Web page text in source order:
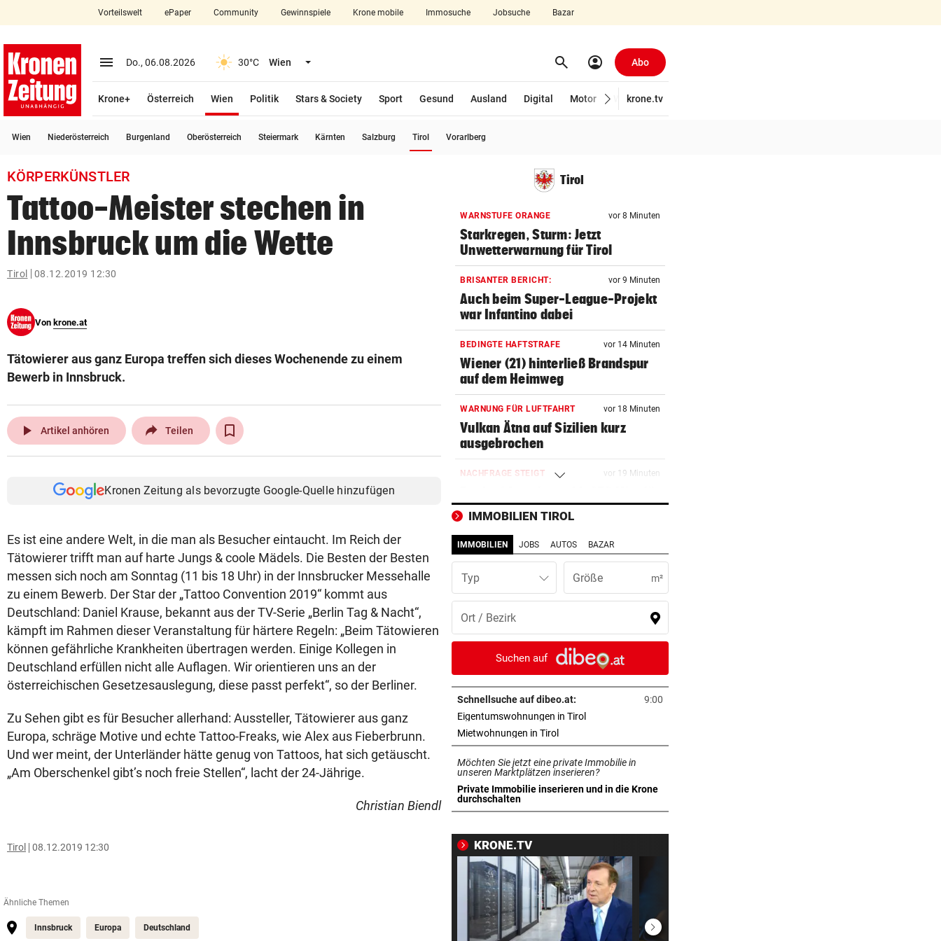
closeSchließen
account_circle Anmelden
arrow_right
bookmark
search
Suchbegriff
eingeben
© Krone Multimedia GmbH & Co KG 2026
Vorteilswelt ePaper Community Gewinnspiele Krone mobile Immosuche Jobsuche Bazar
menu Menü aufklappen
Do., 06.08.2026 30°C Wien Menü aufklappen search Suchen
account_circle Abo
Krone+ Österreich Wien
Politik
Stars & Society Sport Gesund Ausland Digital Motor Wirtschaft
krone.tv
Wien Niederösterreich Burgenland Oberösterreich Steiermark Kärnten Salzburg Tirol Vorarlberg
KÖRPERKÜNSTLER
Tattoo-Meister stechen in
Innsbruck um die Wette
Tirol 08.12.2019 12:30
Von krone.at
Tätowierer aus ganz Europa treffen sich dieses Wochenende zu einem
Bewerb in Innsbruck.
play_arrow Artikel anhören Teilen
Kronen Zeitung als bevorzugte Google-Quelle hinzufügen
Es ist eine andere Welt, in die man als Besucher eintaucht. Im Reich der
Tätowierer trifft man auf harte Jungs & coole Mädels. Die Besten der Besten
messen sich noch am Sonntag (11 bis 18 Uhr) in der Innsbrucker Messehalle
zu einem Bewerb. Der Star der „Tattoo Convention 2019“ kommt aus
Deutschland: Daniel Krause, bekannt aus der TV-Serie „Berlin Tag & Nacht“,
kämpft im Rahmen dieser Veranstaltung für härtere Regeln: „Beim Tätowieren
können gefährliche Krankheiten übertragen werden. Einige Kollegen in
Deutschland erfüllen nicht alle Auflagen. Wir orientieren uns an der
österreichischen Gesetzesauslegung, diese passt perfekt“, so der Berliner.
Zu Sehen gibt es für Besucher allerhand: Aussteller, Tätowierer aus ganz
Europa, schräge Motive und echte Tattoo-Freaks, wie Alex aus Fieberbrunn.
Und wer meint, der Unterländer hätte genug von Tattoos, hat sich getäuscht.
„Am Oberschenkel gibt’s noch freie Stellen“, lacht der 24-Jährige.
Christian Biendl
Tirol 08.12.2019 12:30
Ähnliche Themen
Innsbruck Europa Deutschland
Tirol
WARNSTUFE ORANGE vor 8 Minuten
Starkregen, Sturm: Jetzt
Unwetterwarnung für Tirol
BRISANTER BERICHT: vor 9 Minuten
Auch beim Super-League-Projekt
war Infantino dabei
BEDINGTE HAFTSTRAFE vor 14 Minuten
Wiener (21) hinterließ Brandspur
auf dem Heimweg
WARNUNG FÜR LUFTFAHRT vor 18 Minuten
Vulkan Ätna auf Sizilien kurz
ausgebrochen
NACHFRAGE STEIGT vor 19 Minuten
Abnehmspritzen
HILFE KAM ZU SPÄT
Wien: 55-Jähriger bei
Wohnungsbrand gestorben
„MEIN BABY-GIRL“ vor 27 Minuten
Jamie Olivers älteste Tochter
Poppy wird heiraten
AUF DER NORDSCHLEIFE vor 29 Minuten
Mercedes CLA schneller als Tesla
Model S Plaid!
RÜCKSCHLAG BEI MASTERS
Überraschung! Zverev muss früh
die Koffer packen
„SEHEN UNS AM 15.“ vor 42 Minuten
Planen Migranten einen neuen
POKER SPITZT SICH ZU vor 42 Minuten
Real erhöht Angebot, aber
Vinicius löscht alles
500 STELLEN BETROFFEN vor einer Stunde
IMMOBILIEN TIROL
IMMOBILIEN JOBS AUTOS BAZAR
Typ m²
Suchen auf
Schnellsuche auf dibeo.at:
9:00
Eigentumswohnungen in Tirolin neuem Tab öffnen
Mietwohnungen in Tirolin neuem Tab öffnen
Möchten Sie jetzt eine private Immobilie in
unseren Marktplätzen inserieren?
Private Immobilie inserieren und in die Krone
durchschalten
in neuem Tab öffnen
KRONE.TV